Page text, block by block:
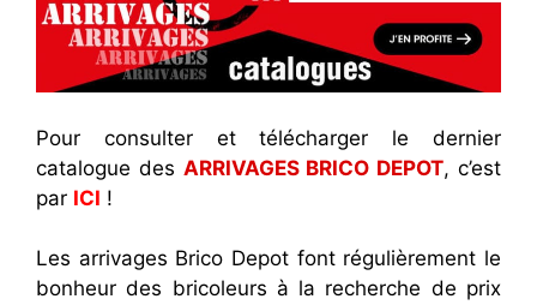
Pour consulter et télécharger le dernier
catalogue des ARRIVAGES BRICO DEPOT, c’est
par ICI !
Les arrivages Brico Depot font régulièrement le
bonheur des bricoleurs à la recherche de prix